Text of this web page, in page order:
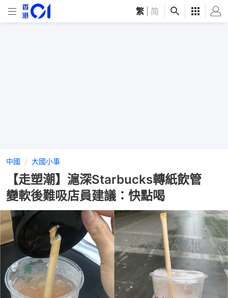
繁 简
中國 大國小事
【走塑潮】滬深Starbucks轉紙飲管
變軟後難吸店員建議：快點喝